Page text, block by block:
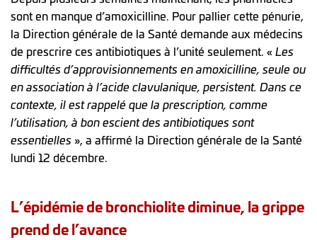
sont en manque d’amoxicilline. Pour pallier cette pénurie,
la Direction générale de la Santé demande aux médecins
de prescrire ces antibiotiques à l’unité seulement. «Les
difficultés d’approvisionnements en amoxicilline, seule ou
en association à l’acide clavulanique, persistent. Dans ce
contexte, il est rappelé que la prescription, comme
l’utilisation, à bon escient des antibiotiques sont
essentielles », a affirmé la Direction générale de la Santé
lundi 12 décembre.
L’épidémie de bronchiolite diminue, la grippe
prend de l’avance